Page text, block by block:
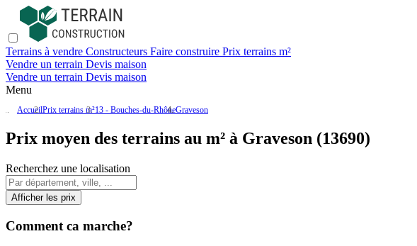
Terrains à vendre Constructeurs Faire construire Prix terrains m²
Vendre un terrain Devis maison
Vendre un terrain Devis maison
Menu
AccueilPrix terrains m²13 - Bouches-du-RhôneGraveson
Prix moyen des terrains au m² à Graveson (13690)
Recherchez une localisation
Afficher les prix
Comment ca marche?